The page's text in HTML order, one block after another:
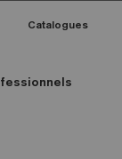
Catalogues